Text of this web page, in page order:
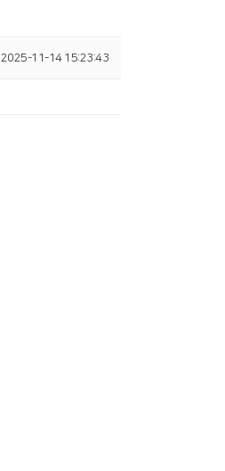
2025-11-14 15:23:43